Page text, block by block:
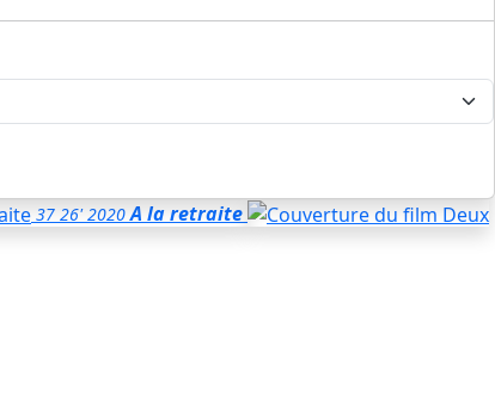
37 26' 2020 A la retraite